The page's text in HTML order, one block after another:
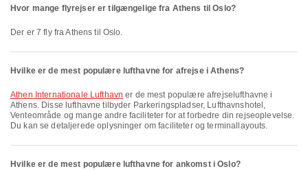
Hvor mange flyrejser er tilgængelige fra Athens til Oslo?
Der er 7 fly fra Athens til Oslo.
Hvilke er de mest populære lufthavne for afrejse i Athens?
Athen Internationale Lufthavn er de mest populære afrejselufthavne i
Athens. Disse lufthavne tilbyder Parkeringspladser, Lufthavnshotel,
Venteområde og mange andre faciliteter for at forbedre din rejseoplevelse.
Du kan se detaljerede oplysninger om faciliteter og terminallayouts.
Hvilke er de mest populære lufthavne for ankomst i Oslo?